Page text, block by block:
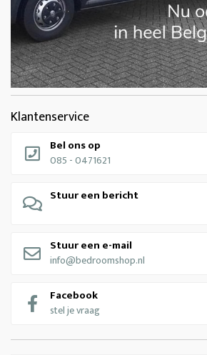
Klantenservice
Bel ons op
085 - 0471621
Stuur een bericht
Stuur een e-mail
info@bedroomshop.nl
Facebook
stel je vraag